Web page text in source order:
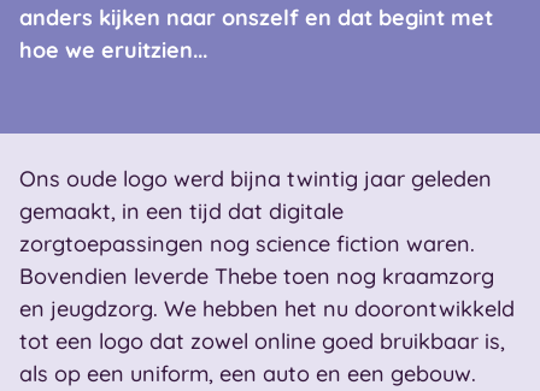
anders kijken naar onszelf en dat begint met
hoe we eruitzien...
Ons oude logo werd bijna twintig jaar geleden
gemaakt, in een tijd dat digitale
zorgtoepassingen nog science fiction waren.
Bovendien leverde Thebe toen nog kraamzorg
en jeugdzorg. We hebben het nu doorontwikkeld
tot een logo dat zowel online goed bruikbaar is,
als op een uniform, een auto en een gebouw.